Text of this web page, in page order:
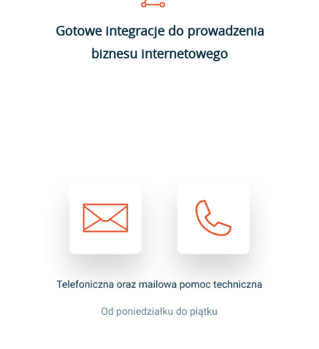
Gotowe integracje do prowadzenia
biznesu internetowego